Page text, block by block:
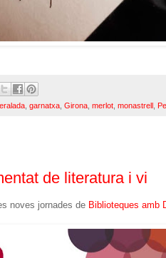
garnatxa Girona merlot monastrell
de literatura i vi
noves jornades de Biblioteques amb